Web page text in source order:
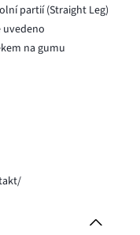
partií (Straight Leg)
uvedeno
na gumu